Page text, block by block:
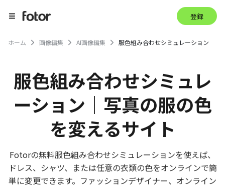
登録
ホーム 画像編集 AI画像編集 服色組み合わせシミュレーション
服色組み合わせシミュレ
ーション｜写真の服の色
を変えるサイト
Fotorの無料服色組み合わせシミュレーションを使えば、
ドレス、シャツ、または任意の衣類の色をオンラインで簡
単に変更できます。ファッションデザイナー、オンライン